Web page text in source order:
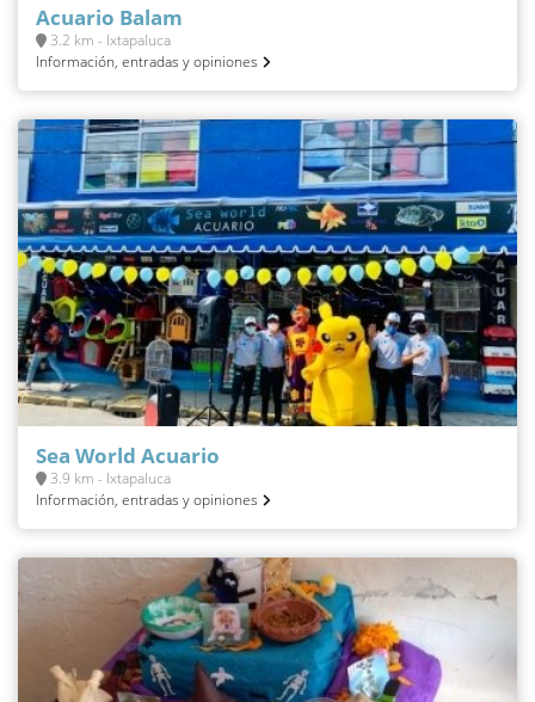
Acuario Balam
3.2 km - Ixtapaluca
Información, entradas y opiniones
Sea World Acuario
3.9 km - Ixtapaluca
Información, entradas y opiniones